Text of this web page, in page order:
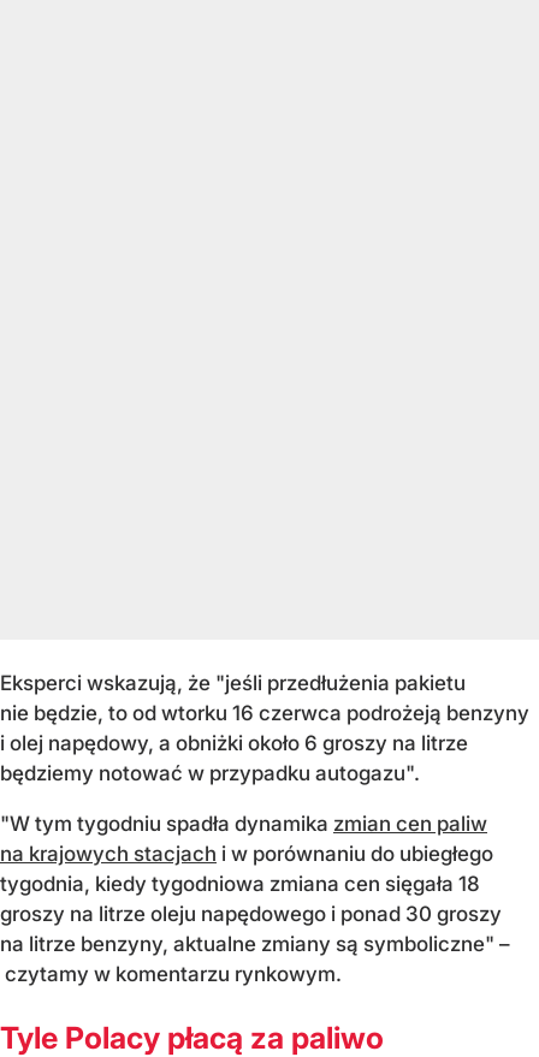
Eksperci wskazują, że "jeśli przedłużenia pakietu
nie będzie, to od wtorku 16 czerwca podrożeją benzyny
i olej napędowy, a obniżki około 6 groszy na litrze
będziemy notować w przypadku autogazu".
"W tym tygodniu spadła dynamika zmian cen paliw
na krajowych stacjach i w porównaniu do ubiegłego
tygodnia, kiedy tygodniowa zmiana cen sięgała 18
groszy na litrze oleju napędowego i ponad 30 groszy
na litrze benzyny, aktualne zmiany są symboliczne" –
czytamy w komentarzu rynkowym.
Tyle Polacy płacą za paliwo